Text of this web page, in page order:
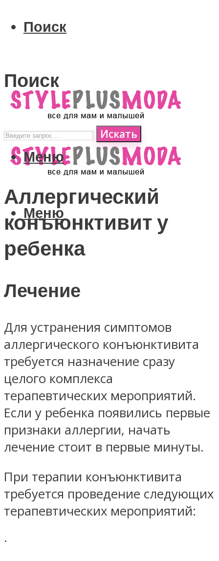
Поиск
Поиск
Искать
Меню
Меню
Аллергический
конъюнктивит у
ребенка
Лечение
Для устранения симптомов
аллергического конъюнктивита
требуется назначение сразу
целого комплекса
терапевтических мероприятий.
Если у ребенка появились первые
признаки аллергии, начать
лечение стоит в первые минуты.
При терапии конъюнктивита
требуется проведение следующих
терапевтических мероприятий:
·